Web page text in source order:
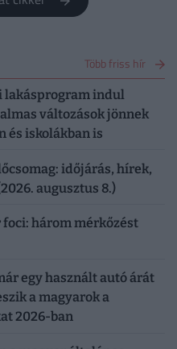
Több friss hír
lakásprogram indul
változások jönnek
és iskolákban is
időjárás, hírek,
augusztus 8.)
foci: három mérkőzést
egy használt autó árát
a magyarok a
2026-ban